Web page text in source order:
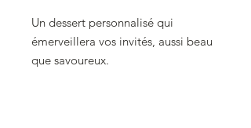
Un dessert personnalisé qui
émerveillera vos invités, aussi beau
que savoureux.